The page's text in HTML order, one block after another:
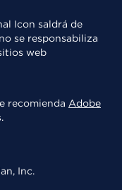
saldrá de
se responsabiliza
web
recomienda Adobe
Inc.